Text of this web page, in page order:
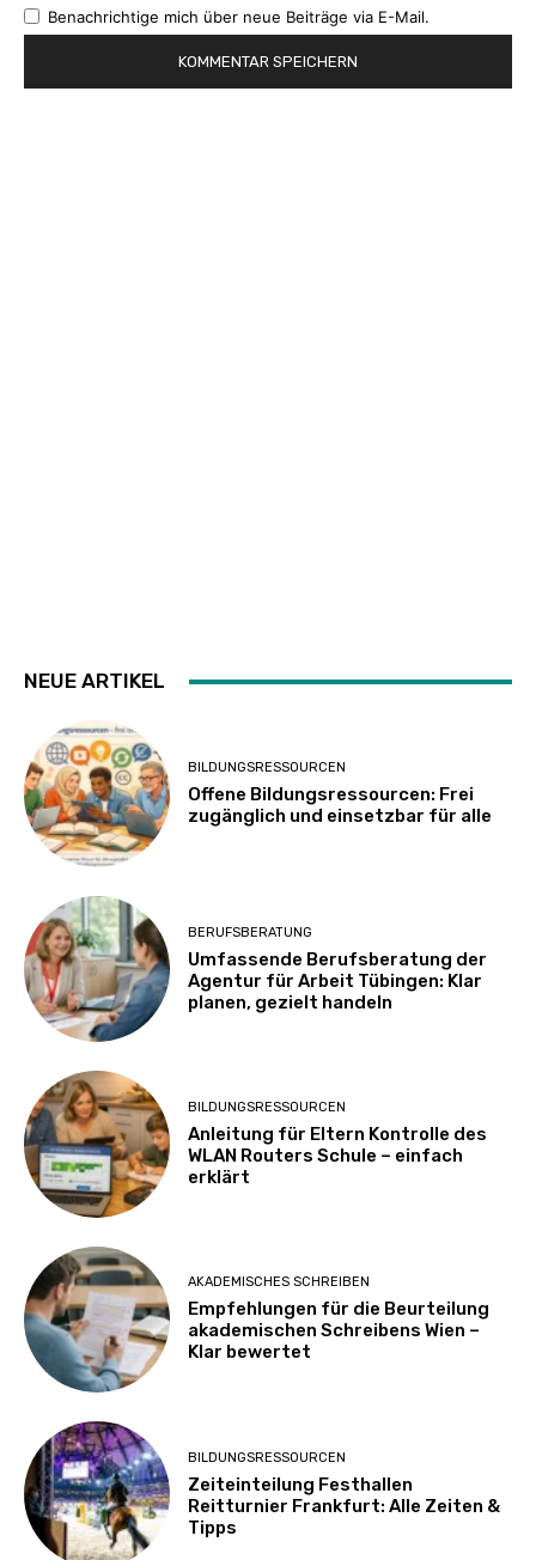
Benachrichtige mich über neue Beiträge via E-Mail.
NEUE ARTIKEL
BILDUNGSRESSOURCEN
Offene Bildungsressourcen: Frei
zugänglich und einsetzbar für alle
BERUFSBERATUNG
Umfassende Berufsberatung der
Agentur für Arbeit Tübingen: Klar
planen, gezielt handeln
BILDUNGSRESSOURCEN
Anleitung für Eltern Kontrolle des
WLAN Routers Schule – einfach
erklärt
AKADEMISCHES SCHREIBEN
Empfehlungen für die Beurteilung
akademischen Schreibens Wien –
Klar bewertet
BILDUNGSRESSOURCEN
Zeiteinteilung Festhallen
Reitturnier Frankfurt: Alle Zeiten &
Tipps